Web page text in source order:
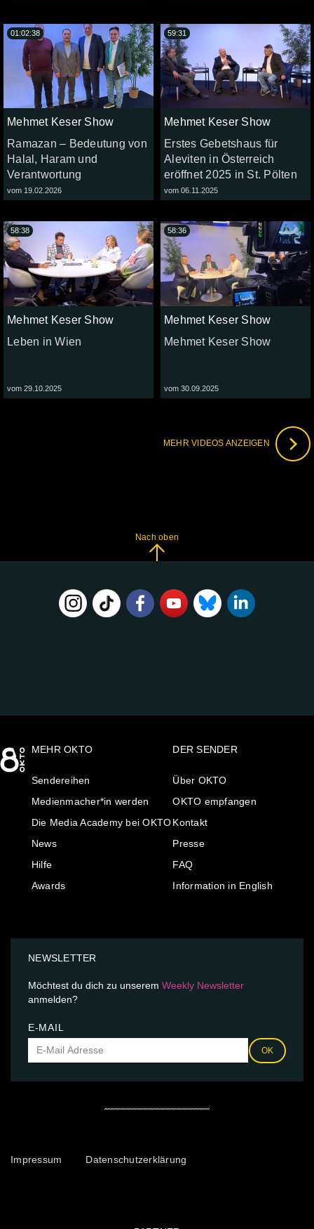
Mehmet Keser Show
Ramazan – Bedeutung von
Halal, Haram und
Verantwortung
vom 19.02.2026
01:02:38
Mehmet Keser Show
Erstes Gebetshaus für
Aleviten in Österreich
eröffnet 2025 in St. Pölten
vom 06.11.2025
59:31
Mehmet Keser Show
Leben in Wien
vom 29.10.2025
58:38
Mehmet Keser Show
Mehmet Keser Show
vom 30.09.2025
58:36
MEHR VIDEOS ANZEIGEN
Nach oben
MEHR OKTO
Sendereihen
Medienmacher*in werden
Die Media Academy bei OKTO
News
Hilfe
Awards
DER SENDER
Über OKTO
OKTO empfangen
Kontakt
Presse
FAQ
Information in English
NEWSLETTER
Möchtest du dich zu unserem Weekly Newsletter
anmelden?
E-MAIL
OK
Impressum Datenschutzerklärung